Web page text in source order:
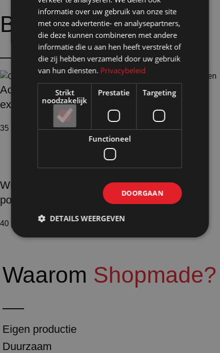
Bijpassendeopties:
Accessoires
exposities
35 producten
winkelinrichting &
Evenement interieur
Winkelwanden en
pop-up store
40 producten
Waarom Shopmade?
Eigen productie
Duurzaam
informatie over uw gebruik van onze site
met onze advertentie- en analysepartners,
die deze kunnen combineren met andere
informatie die u aan hen heeft verstrekt of
die zij hebben verzameld door uw gebruik
van hun diensten. Privacybeleid
Strikt
noodzakelijk
Prestatie Targeting
Functioneel
DOORGAAN
DETAILS WEERGEVEN